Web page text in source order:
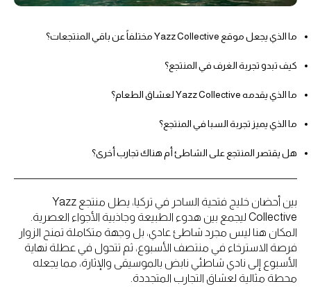
ما الذي يجعل موقع Yazz Collective مختلفاً عن باقي المنتجعات؟
كيف تبدو تجربة الغرف في المنتجع؟
ما الذي يقدمه Yazz Collective لعشاق الطعام؟
ما الذي يميز تجربة السبا في المنتجع؟
هل يقتصر المنتجع على الشاطئ أم هناك تجارب أخرى؟
بين أحضان خليج فتحية الساحر في تركيا، يطل منتجع Yazz
Collective ليجمع بين هدوء الطبيعة وجاذبية الأجواء العصرية.
المكان هنا ليس مجرد شاطئ عادي، بل وجهة متكاملة تمنح الزوار
فرصة الاسترخاء في منتصف الأسبوع، ثم تتحول في عطلة نهاية
الأسبوع إلى نادي شاطئي نابض بالموسيقى والإثارة، مما يجعله
محطة مثالية لعشاق التجارب المتجددة.